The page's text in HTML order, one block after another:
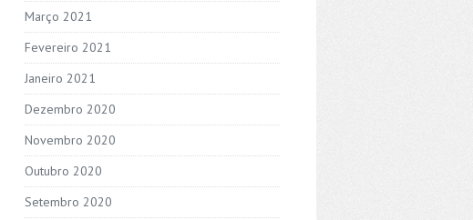
Março 2021
Fevereiro 2021
Janeiro 2021
Dezembro 2020
Novembro 2020
Outubro 2020
Setembro 2020